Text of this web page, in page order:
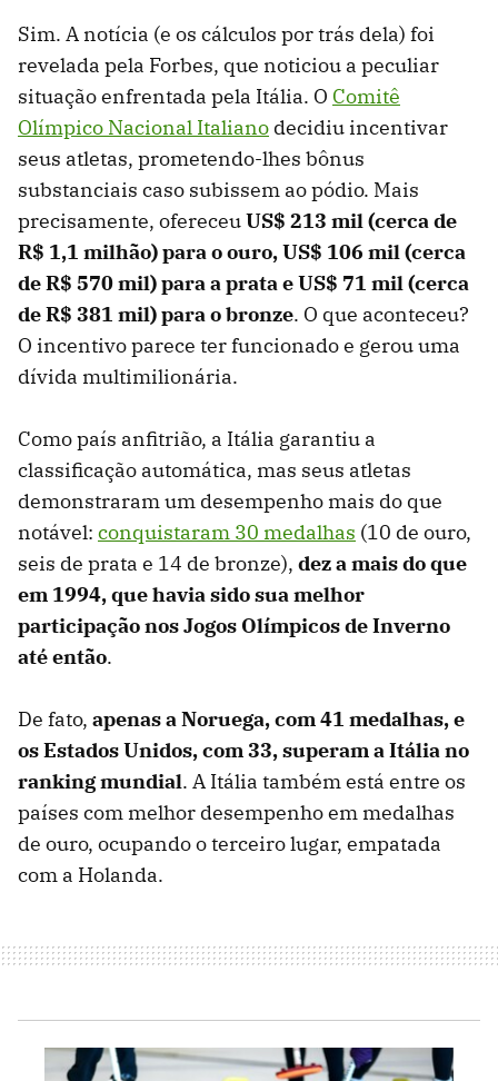
Sim. A notícia (e os cálculos por trás dela) foi
revelada pela Forbes, que noticiou a peculiar
situação enfrentada pela Itália. O Comitê
Olímpico Nacional Italiano decidiu incentivar
seus atletas, prometendo-lhes bônus
substanciais caso subissem ao pódio. Mais
precisamente, ofereceuUS$ 213 mil (cerca de
R$ 1,1 milhão) para o ouro, US$ 106 mil (cerca
de R$ 570 mil) para a prata e US$ 71 mil (cerca
de R$ 381 mil) para o bronze. O que aconteceu?
O incentivo parece ter funcionado e gerou uma
dívida multimilionária.
Como país anfitrião, a Itália garantiu a
classificação automática, mas seus atletas
demonstraram um desempenho mais do que
notável: conquistaram 30 medalhas (10 de ouro,
seis de prata e 14 de bronze), dez a mais do que
em 1994, que havia sido sua melhor
participação nos Jogos Olímpicos de Inverno
até então.
De fato, apenas aNoruega, com 41 medalhas, e
os Estados Unidos, com 33, superam a Itália no
ranking mundial. A Itália também está entre os
países com melhor desempenho em medalhas
de ouro, ocupando o terceiro lugar, empatada
com a Holanda.